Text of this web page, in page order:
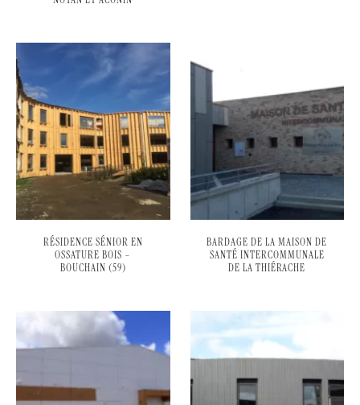
RÉSIDENCE SÉNIOR EN
OSSATURE BOIS –
BOUCHAIN (59)
BARDAGE DE LA MAISON DE
SANTÉ INTERCOMMUNALE
DE LA THIÉRACHE